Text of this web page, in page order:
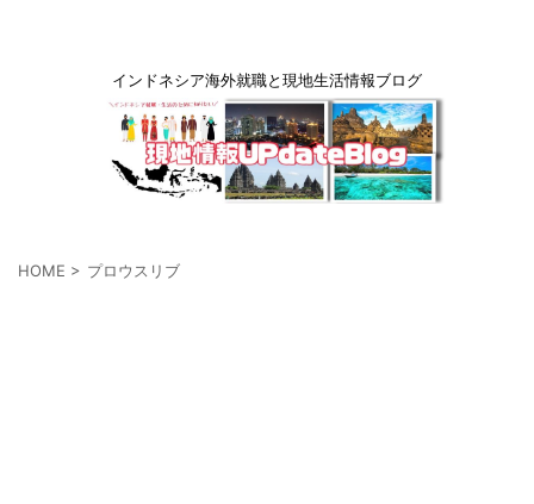
インドネシア海外就職と現地生活情報ブログ
HOME > プロウスリブ